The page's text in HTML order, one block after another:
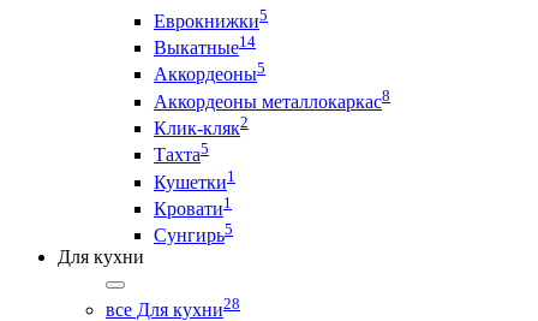
Еврокнижки5
Выкатные14
Аккордеоны5
Аккордеоны металлокаркас8
Клик-кляк2
Тахта5
Кушетки1
Кровати1
Сунгирь5
Для кухни
все Для кухни28